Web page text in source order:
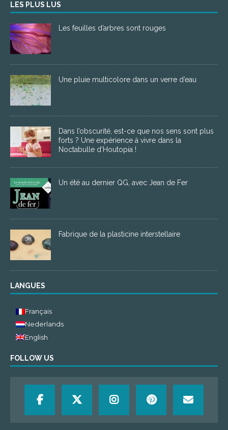
LES PLUS LUS
Les feuilles d’arbres sont rouges
Une pluie multicolore dans un verre d’eau
Dans l’obscurité, est-ce que nos sens sont plus
forts ? Une expérience à vivre dans la
Noctabulle d’Houtopia !
Un été au dernier QG, avec Jean de Fer
Fabrique de la plasticine interstellaire
LANGUES
Français
Nederlands
English
FOLLOW US